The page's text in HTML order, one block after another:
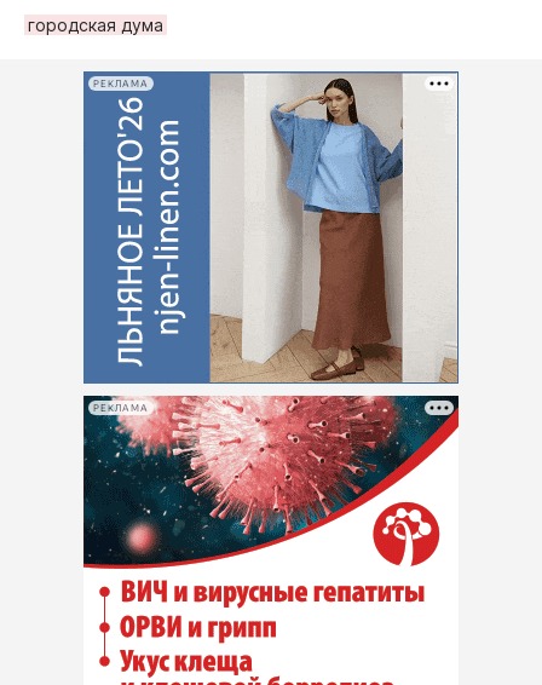
городская дума
РЕКЛАМА
РЕКЛАМА